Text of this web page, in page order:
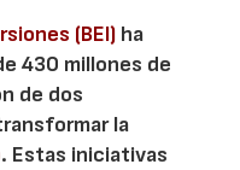
(BEI) ha
430 millones de
de dos
la
. Estas iniciativas